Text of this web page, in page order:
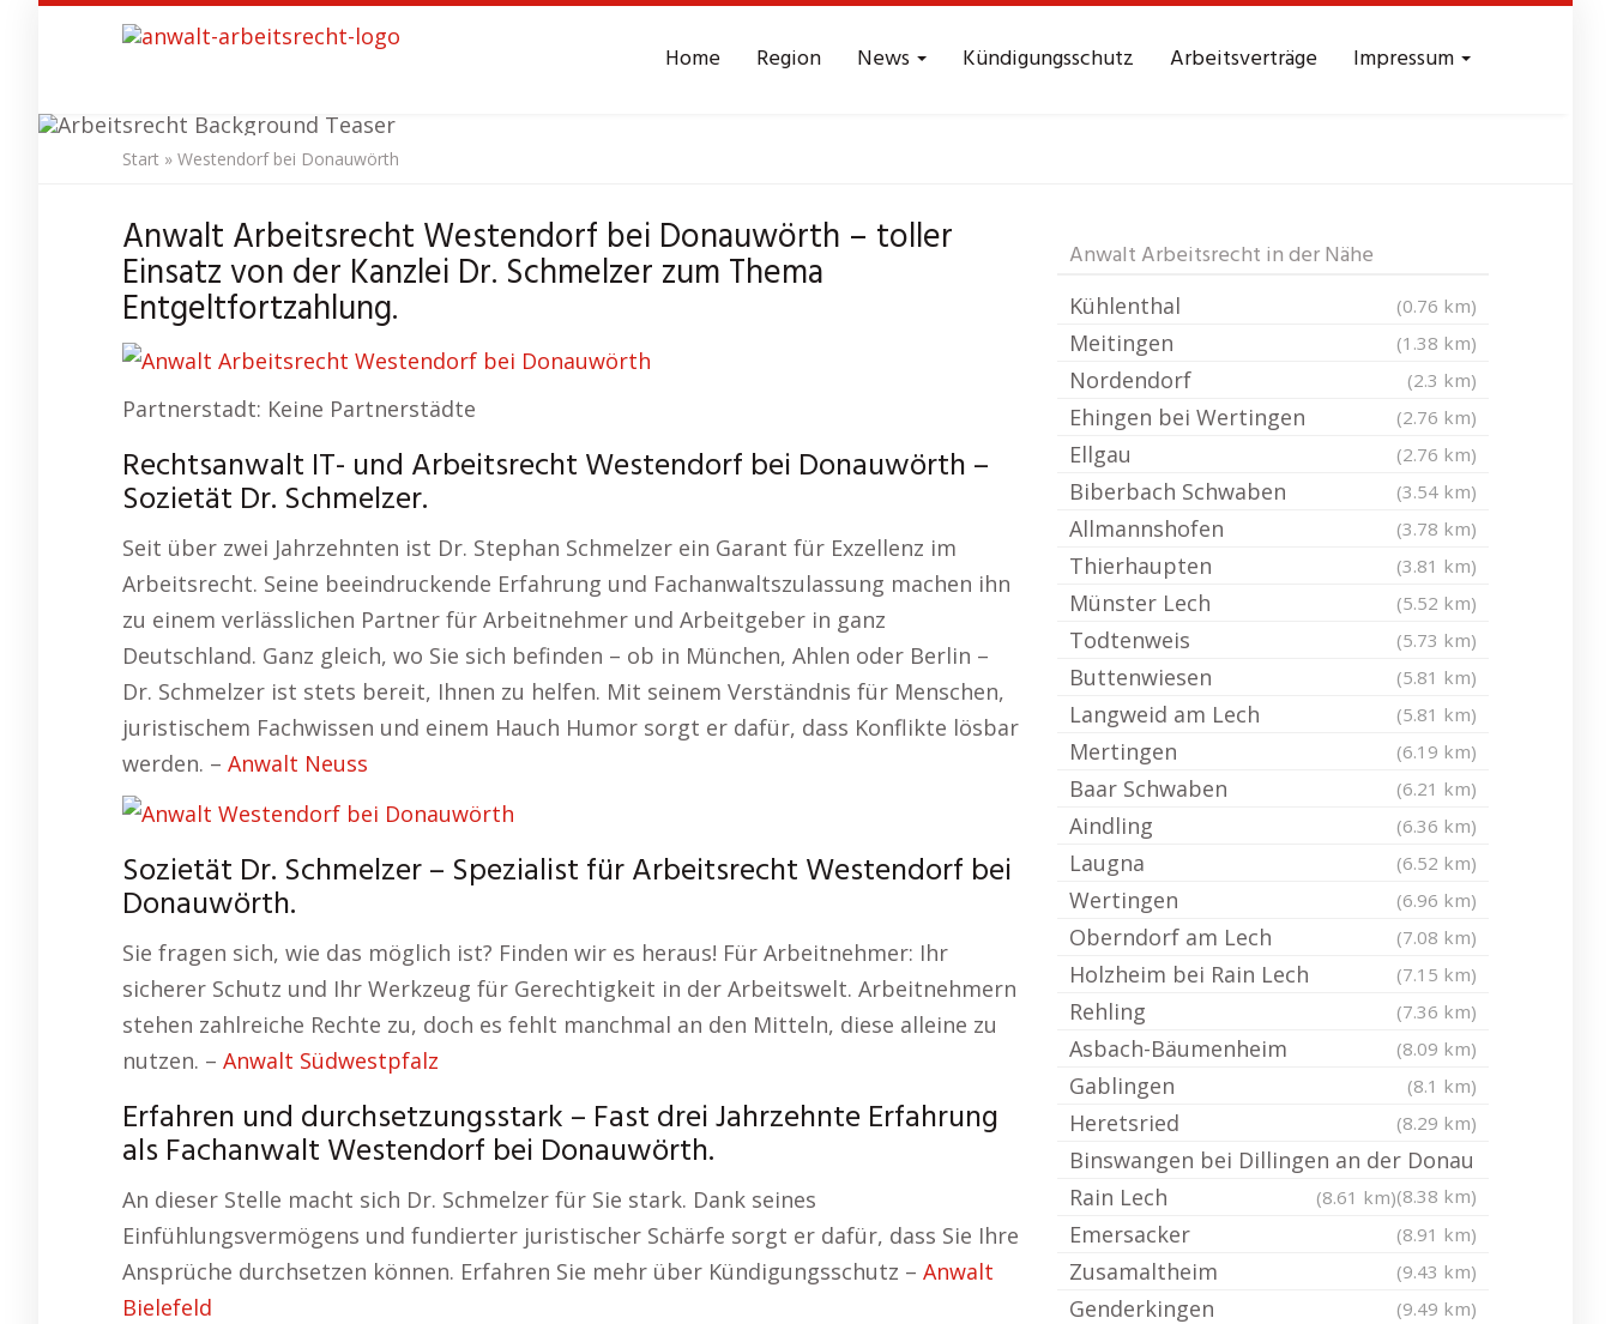
content
Home Region News Kündigungsschutz Arbeitsverträge Impressum
Anwalt Arbeitsrecht Westendorf bei Donauwörth
Start » Westendorf bei Donauwörth
Anwalt Arbeitsrecht Westendorf bei Donauwörth – toller
Einsatz von der Kanzlei Dr. Schmelzer zum Thema
Entgeltfortzahlung.
Partnerstadt: Keine Partnerstädte
Rechtsanwalt IT- und Arbeitsrecht Westendorf bei Donauwörth –
Sozietät Dr. Schmelzer.
Seit über zwei Jahrzehnten ist Dr. Stephan Schmelzer ein Garant für Exzellenz im
Arbeitsrecht. Seine beeindruckende Erfahrung und Fachanwaltszulassung machen ihn
zu einem verlässlichen Partner für Arbeitnehmer und Arbeitgeber in ganz
Deutschland. Ganz gleich, wo Sie sich befinden – ob in München, Ahlen oder Berlin –
Dr. Schmelzer ist stets bereit, Ihnen zu helfen. Mit seinem Verständnis für Menschen,
juristischem Fachwissen und einem Hauch Humor sorgt er dafür, dass Konflikte lösbar
werden. – Anwalt Neuss
Sozietät Dr. Schmelzer – Spezialist für Arbeitsrecht Westendorf bei
Donauwörth.
Sie fragen sich, wie das möglich ist? Finden wir es heraus! Für Arbeitnehmer: Ihr
sicherer Schutz und Ihr Werkzeug für Gerechtigkeit in der Arbeitswelt. Arbeitnehmern
stehen zahlreiche Rechte zu, doch es fehlt manchmal an den Mitteln, diese alleine zu
nutzen. – Anwalt Südwestpfalz
Erfahren und durchsetzungsstark – Fast drei Jahrzehnte Erfahrung
als Fachanwalt Westendorf bei Donauwörth.
An dieser Stelle macht sich Dr. Schmelzer für Sie stark. Dank seines
Einfühlungsvermögens und fundierter juristischer Schärfe sorgt er dafür, dass Sie Ihre
Ansprüche durchsetzen können. Erfahren Sie mehr über Kündigungsschutz – Anwalt
Bielefeld
Anwalt Arbeitsrecht in der Nähe
Kühlenthal (0.76 km)
Meitingen (1.38 km)
Nordendorf (2.3 km)
Ehingen bei Wertingen (2.76 km)
Ellgau (2.76 km)
Biberbach Schwaben (3.54 km)
Allmannshofen (3.78 km)
Thierhaupten (3.81 km)
Münster Lech (5.52 km)
Todtenweis (5.73 km)
Buttenwiesen (5.81 km)
Langweid am Lech (5.81 km)
Mertingen (6.19 km)
Baar Schwaben (6.21 km)
Aindling (6.36 km)
Laugna (6.52 km)
Wertingen (6.96 km)
Oberndorf am Lech (7.08 km)
Holzheim bei Rain Lech (7.15 km)
Rehling (7.36 km)
Asbach-Bäumenheim (8.09 km)
Gablingen (8.1 km)
Heretsried (8.29 km)
Binswangen bei Dillingen an der Donau
(8.38 km)
Rain Lech (8.61 km)
Emersacker (8.91 km)
Zusamaltheim (9.43 km)
Genderkingen (9.49 km)